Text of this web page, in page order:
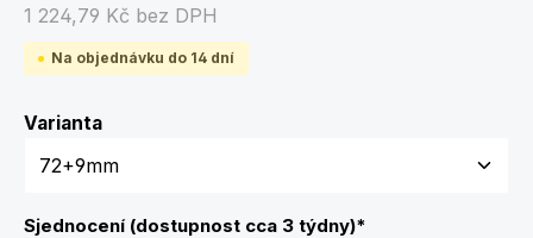
1 224,79 Kč bez DPH
Na objednávku do 14 dní
VariantaZvolte variantu
Sjednocení (dostupnost cca 3 týdny)*